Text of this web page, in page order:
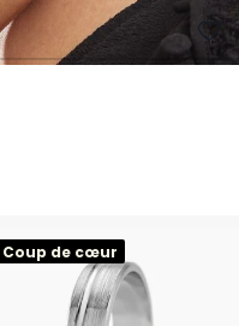
Coup de cœur